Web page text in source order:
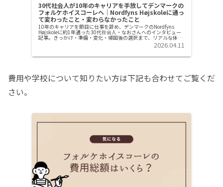
30代社会人が10年のキャリアを手放してデンマークの
フォルケホイスコーレへ｜Nordfyns Højskoleに通っ
て変わったこと・変わらなかったこと
10年のキャリアを節目に仕事を辞め、デンマークのNordfyns
Højskoleに約1年通った30代社会人・なおさんへのインタビュー
記事。きっかけ・準備・変化・帰国後の選択まで、リアルな体験
2026.04.11
費用や学校について知りたい方は下記も合わせてご覧くだ
さい。